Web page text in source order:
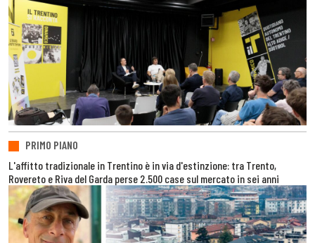
PRIMO PIANO
L'affitto tradizionale in Trentino è in via d'estinzione: tra Trento,
Rovereto e Riva del Garda perse 2.500 case sul mercato in sei anni